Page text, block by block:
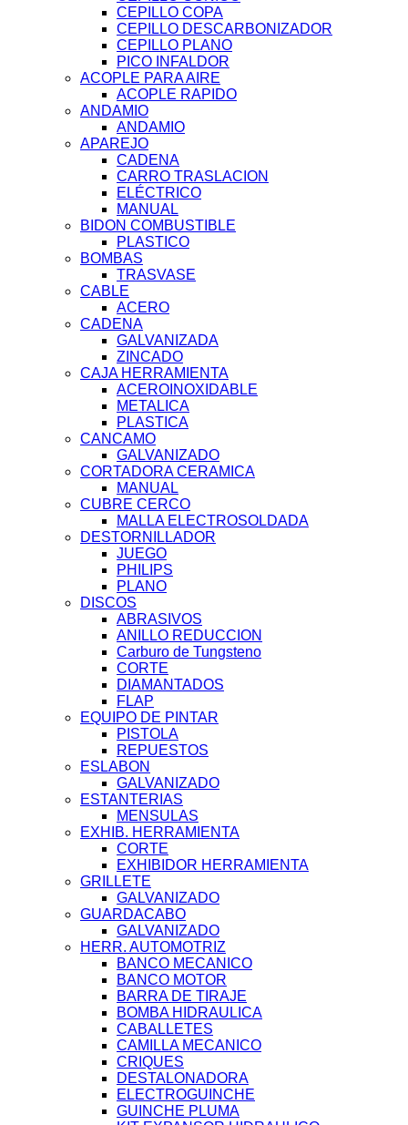
CEPILLO COPA
CEPILLO DESCARBONIZADOR
CEPILLO PLANO
PICO INFALDOR
ACOPLE PARA AIRE
ACOPLE RAPIDO
ANDAMIO
ANDAMIO
APAREJO
CADENA
CARRO TRASLACION
ELÉCTRICO
MANUAL
BIDON COMBUSTIBLE
PLASTICO
BOMBAS
TRASVASE
CABLE
ACERO
CADENA
GALVANIZADA
ZINCADO
CAJA HERRAMIENTA
ACEROINOXIDABLE
METALICA
PLASTICA
CANCAMO
GALVANIZADO
CORTADORA CERAMICA
MANUAL
CUBRE CERCO
MALLA ELECTROSOLDADA
DESTORNILLADOR
JUEGO
PHILIPS
PLANO
DISCOS
ABRASIVOS
ANILLO REDUCCION
Carburo de Tungsteno
CORTE
DIAMANTADOS
FLAP
EQUIPO DE PINTAR
PISTOLA
REPUESTOS
ESLABON
GALVANIZADO
ESTANTERIAS
MENSULAS
EXHIB. HERRAMIENTA
CORTE
EXHIBIDOR HERRAMIENTA
GRILLETE
GALVANIZADO
GUARDACABO
GALVANIZADO
HERR. AUTOMOTRIZ
BANCO MECANICO
BANCO MOTOR
BARRA DE TIRAJE
BOMBA HIDRAULICA
CABALLETES
CAMILLA MECANICO
CRIQUES
DESTALONADORA
ELECTROGUINCHE
GUINCHE PLUMA